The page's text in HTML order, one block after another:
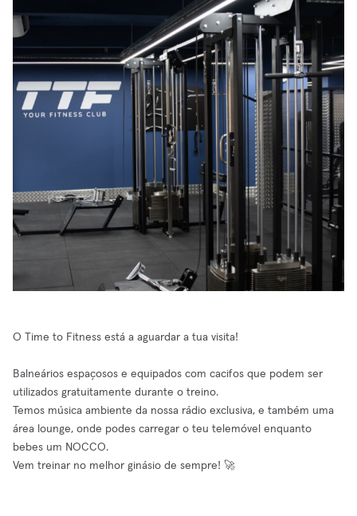
O Time to Fitness está a aguardar a tua visita!
Balneários espaçosos e equipados com cacifos que podem ser
utilizados gratuitamente durante o treino.
Temos música ambiente da nossa rádio exclusiva, e também uma
área lounge, onde podes carregar o teu telemóvel enquanto
bebes um NOCCO.
Vem treinar no melhor ginásio de sempre! 🚀